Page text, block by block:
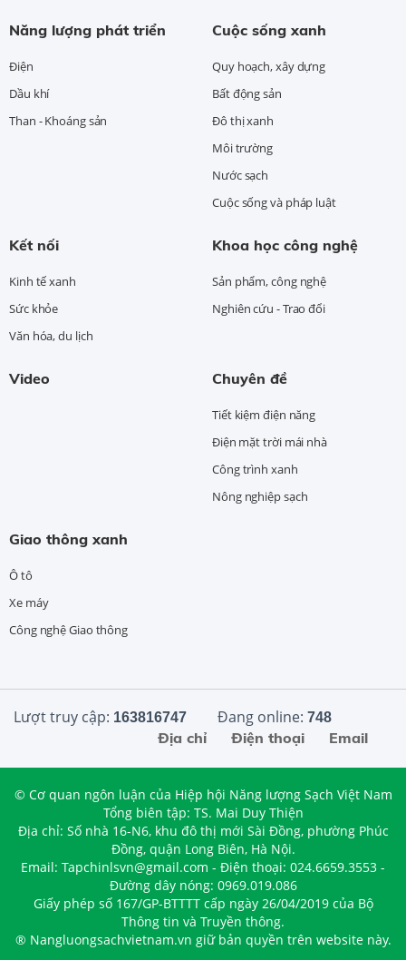
Năng lượng phát triển
Điện
Dầu khí
Than - Khoáng sản
Cuộc sống xanh
Quy hoạch, xây dựng
Bất động sản
Đô thị xanh
Môi trường
Nước sạch
Cuộc sống và pháp luật
Kết nối
Kinh tế xanh
Sức khỏe
Văn hóa, du lịch
Khoa học công nghệ
Sản phẩm, công nghệ
Nghiên cứu - Trao đổi
Video Chuyên đề
Tiết kiệm điện năng
Điện mặt trời mái nhà
Công trình xanh
Nông nghiệp sạch
Giao thông xanh
Ô tô
Xe máy
Công nghệ Giao thông
Lượt truy cập: 163816747 Đang online: 748
Email
Điện thoại
Địa chỉ
© Cơ quan ngôn luận của Hiệp hội Năng lượng Sạch Việt Nam
Tổng biên tập: TS. Mai Duy Thiện
Địa chỉ: Số nhà 16-N6, khu đô thị mới Sài Đồng, phường Phúc
Đồng, quận Long Biên, Hà Nội.
Email: Tapchinlsvn@gmail.com - Điện thoại: 024.6659.3553 -
Đường dây nóng: 0969.019.086
Giấy phép số 167/GP-BTTTT cấp ngày 26/04/2019 của Bộ
Thông tin và Truyền thông.
® Nangluongsachvietnam.vn giữ bản quyền trên website này.